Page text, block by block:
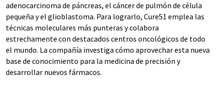
adenocarcinoma de páncreas, el cáncer de pulmón de célula
pequeña y el glioblastoma. Para lograrlo, Cure51 emplea las
técnicas moleculares más punteras y colabora
estrechamente con destacados centros oncológicos de todo
el mundo. La compañía investiga cómo aprovechar esta nueva
base de conocimiento para la medicina de precisión y
desarrollar nuevos fármacos.